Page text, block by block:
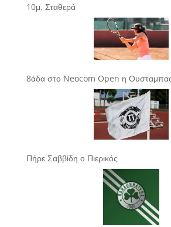
10μ. Σταθερά
8άδα στο Neocom Open η
Πήρε Σαββίδη ο Πιερικός